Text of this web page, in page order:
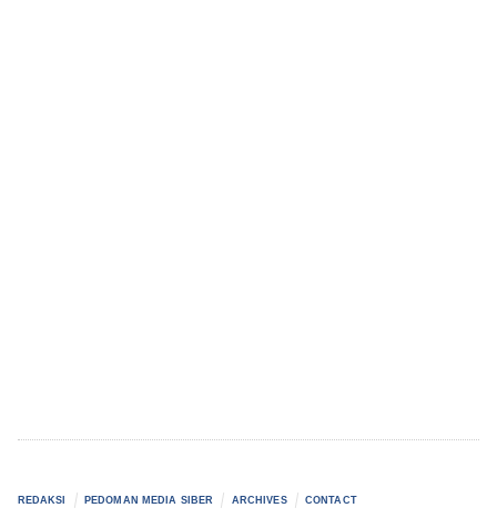
REDAKSI PEDOMAN MEDIA SIBER ARCHIVES CONTACT